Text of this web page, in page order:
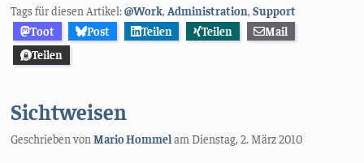
Tags für diesen Artikel:@Work,Administration,Support
Toot
Post Teilen Teilen
Mail
Teilen
Sichtweisen
Geschrieben vonMario HommelamDienstag, 2. März 2010